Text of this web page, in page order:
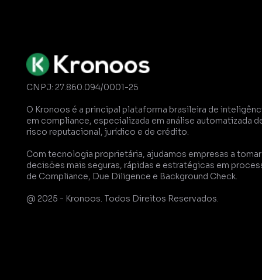
CNPJ: 27.860.094/0001-25
O Kronoos é a principal plataforma brasileira de
em compliance, especializada em análise automatizada
risco reputacional, jurídico e de crédito.
Com tecnologia proprietária, ajudamos empresas a tomar
decisões mais seguras, rápidas e estratégicas em
de Compliance, Due Diligence e Background Check.
@ 2025 - Kronoos. Todos Direitos Reservados.